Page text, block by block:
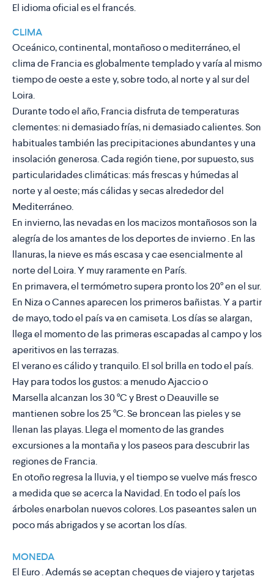
El idioma oficial es el francés.
CLIMA
Oceánico, continental, montañoso o mediterráneo, el
clima de Francia es globalmente templado y varía al mismo
tiempo de oeste a este y, sobre todo, al norte y al sur del
Loira.
Durante todo el año, Francia disfruta de temperaturas
clementes: ni demasiado frías, ni demasiado calientes. Son
habituales también las precipitaciones abundantes y una
insolación generosa. Cada región tiene, por supuesto, sus
particularidades climáticas: más frescas y húmedas al
norte y al oeste; más cálidas y secas alrededor del
Mediterráneo.
En invierno, las nevadas en los macizos montañosos son la
alegría de los amantes de los deportes de invierno . En las
llanuras, la nieve es más escasa y cae esencialmente al
norte del Loira. Y muy raramente en París.
En primavera, el termómetro supera pronto los 20° en el sur.
En Niza o Cannes aparecen los primeros bañistas. Y a partir
de mayo, todo el país va en camiseta. Los días se alargan,
llega el momento de las primeras escapadas al campo y los
aperitivos en las terrazas.
Elveranoes cálido y tranquilo. El sol brilla en todo el país.
Hay para todos los gustos: a menudo Ajaccio o
Marsella alcanzan los 30 °C y Brest o Deauville se
mantienen sobre los 25 °C. Se broncean las pieles y se
llenan las playas. Llega el momento de las grandes
excursiones a la montaña y los paseos para descubrir las
regiones de Francia.
Enotoñoregresa la lluvia, y el tiempo se vuelve más fresco
a medida que se acerca la Navidad. En todo el país los
árboles enarbolan nuevos colores. Los paseantes salen un
poco más abrigados y se acortan los días.
MONEDA
El Euro . Además se aceptan cheques de viajero y tarjetas